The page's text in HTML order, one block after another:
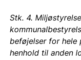
Stk. 4.
beføjelser for hele
henhold til anden